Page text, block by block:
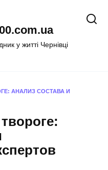
у житті Чернівці
АНАЛИЗ СОСТАВА И